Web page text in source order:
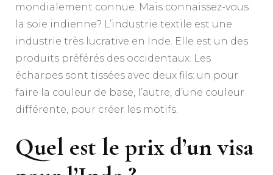
mondialement connue. Mais connaissez-vous
la soie indienne? L’industrie textile est une
industrie très lucrative en Inde. Elle est un des
produits préférés des occidentaux. Les
écharpes sont tissées avec deux fils: un pour
faire la couleur de base, l’autre, d’une couleur
différente, pour créer les motifs.
Quel est le prix d’un visa